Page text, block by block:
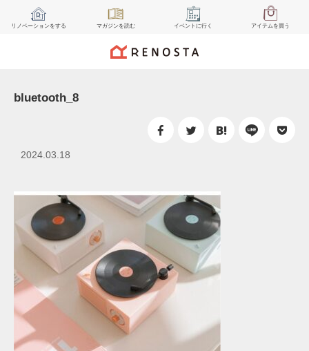
リノベーションをする マガジンを読む イベント に行く アイテムを買う
bluetooth_8
2024.03.18